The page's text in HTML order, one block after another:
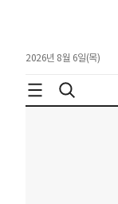
2026년 8월 6일(목)